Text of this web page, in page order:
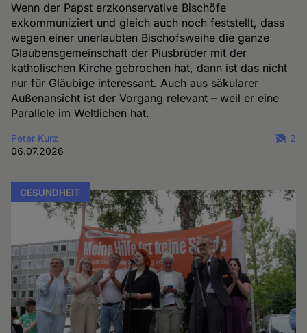
Wenn der Papst erzkonservative Bischöfe
exkommuniziert und gleich auch noch feststellt, dass
wegen einer unerlaubten Bischofsweihe die ganze
Glaubensgemeinschaft der Piusbrüder mit der
katholischen Kirche gebrochen hat, dann ist das nicht
nur für Gläubige interessant. Auch aus säkularer
Außenansicht ist der Vorgang relevant – weil er eine
Parallele im Weltlichen hat.
Peter Kurz
06.07.2026
2
GESUNDHEIT